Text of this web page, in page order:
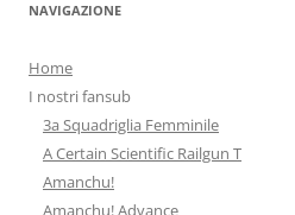
NAVIGAZIONE
Home
I nostri fansub
3a Squadriglia Femminile
A Certain Scientific Railgun T
Amanchu!
Amanchu! Advance